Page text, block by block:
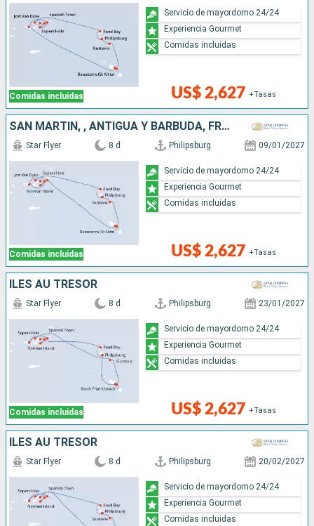
Comidas incluidas US$ 2,627 +Tasas
Servicio de mayordomo 24/24
Experiencia Gourmet
Comidas incluidas
SAN MARTÍN, , ANTIGUA Y BARBUDA, FRANCIA
Comidas incluidas
Star Flyer 8 d Philipsburg 09/01/2027
US$ 2,627 +Tasas
Servicio de mayordomo 24/24
Experiencia Gourmet
Comidas incluidas
ÎLES AU TRÉSOR
Comidas incluidas
Star Flyer 8 d Philipsburg 23/01/2027
US$ 2,627 +Tasas
Servicio de mayordomo 24/24
Experiencia Gourmet
Comidas incluidas
ÎLES AU TRÉSOR
Star Flyer 8 d Philipsburg 20/02/2027
Servicio de mayordomo 24/24
Experiencia Gourmet
Comidas incluidas